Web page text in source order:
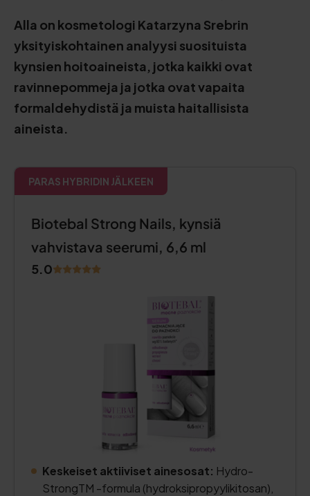
Alla on kosmetologi Katarzyna Srebrin
yksityiskohtainen analyysi suosituista
kynsien hoitoaineista, jotka kaikki ovat
ravinnepommeja ja jotka ovat vapaita
formaldehydistä ja muista haitallisista
aineista.
PARAS HYBRIDIN JÄLKEEN
Biotebal Strong Nails, kynsiä
vahvistava seerumi, 6,6 ml
5.0
Keskeiset aktiiviset ainesosat: Hydro-
StrongTM -formula (hydroksipropyylikitosan),